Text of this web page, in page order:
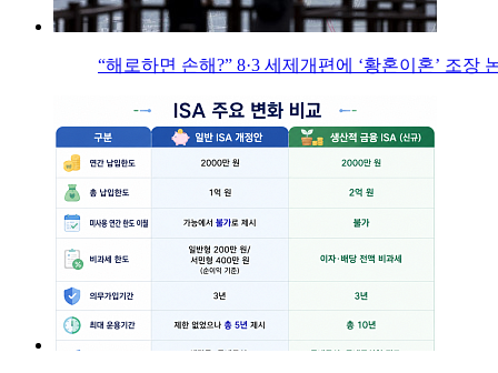
“해로하면 손해?” 8·3 세제개편에 ‘황혼이혼’ 조장